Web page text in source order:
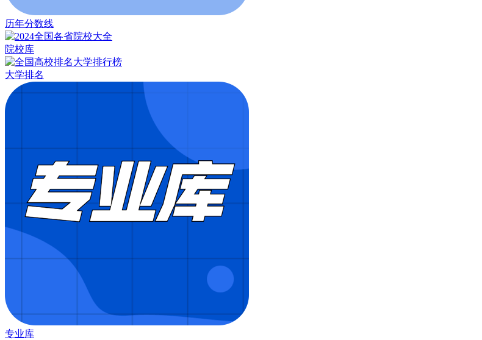
历年分数线
院校库
大学排名
专业库